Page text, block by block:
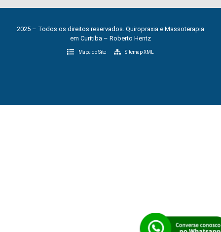
2025 – Todos os direitos reservados. Quiropraxia e Massoterapia
em Curitiba – Roberto Hentz
Mapa do Site Sitemap XML